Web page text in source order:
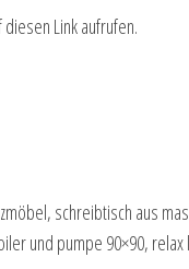
Link aufrufen.
schreibtisch aus
und pumpe 90×90,